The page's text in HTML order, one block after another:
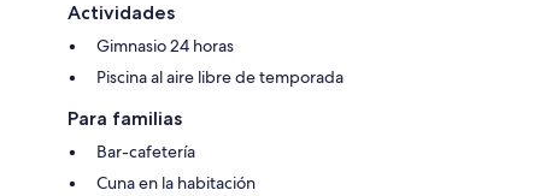
Actividades
Gimnasio 24 horas
Piscina al aire libre de temporada
Para familias
Bar-cafetería
Cuna en la habitación